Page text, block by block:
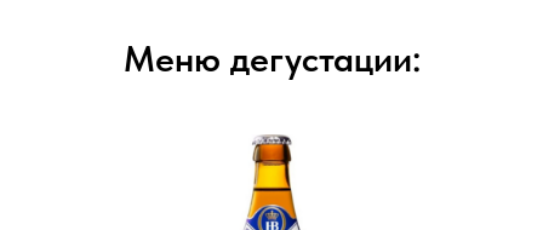
Меню дегустации: